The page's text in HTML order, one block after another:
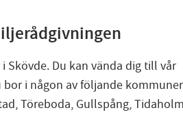
Skövde. Du kan vända dig till vår
i någon av följande
Töreboda, Gullspång,